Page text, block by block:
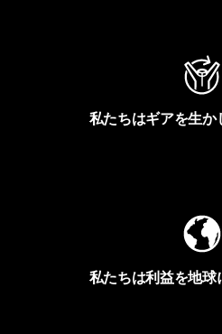
私たちはギアを生か
私たちは利益を地球